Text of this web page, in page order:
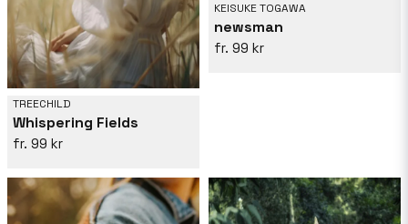
TREECHILD
Whispering Fields
99 kr
KEISUKE TOGAWA
newsman
99 kr